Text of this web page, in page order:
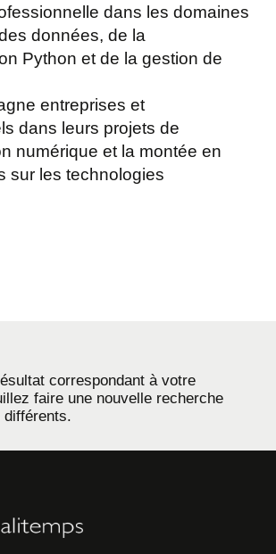
dans les domaines
données, de la
Python et de la gestion de
entreprises et
dans leurs projets de
numérique et la montée en
sur les technologies
correspondant à votre
faire une nouvelle recherche